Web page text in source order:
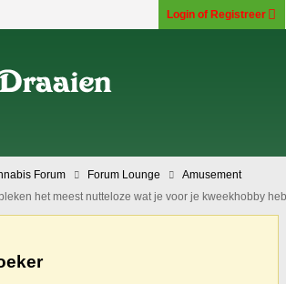
Login of Registreer
Forum Forum Lounge
Amusement
het meest nutteloze wat je voor je kweekhobby